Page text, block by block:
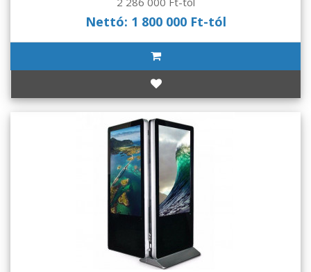
Nettó: 1 800 000 Ft-tól